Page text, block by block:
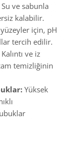
Su ve sabunla
kalabilir.
için, pH
tercih edilir.
Kalıntı ve iz
temizliğinin
Yüksek